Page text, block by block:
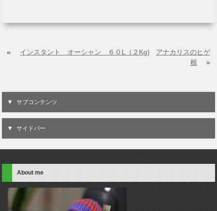
« インスタント オーシャン ６０L（２Kg)
アナカリスのヒゲ
根
»
サブコンテンツ
サイドバー
About me